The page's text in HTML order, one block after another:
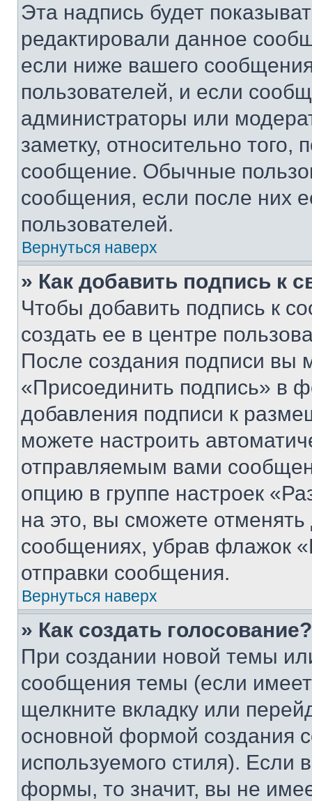
Эта надпись будет
редактировали данное
если ниже вашего
пользователей, и если
администраторы или
заметку, относительно
сообщение. Обычные
сообщения, если после них
пользователей.
Вернуться наверх
» Как добавить подпись к
Чтобы добавить подпись к
создать ее в центре
После создания подписи вы
«Присоединить подпись» в
добавления подписи к
можете настроить
отправляемым вами
опцию в группе настроек
на это, вы сможете
сообщениях, убрав флажок
отправки сообщения.
Вернуться наверх
» Как создать голосование?
При создании новой темы
сообщения темы (если
щелкните вкладку или
основной формой создания
используемого стиля). Если
формы, то значит, вы не